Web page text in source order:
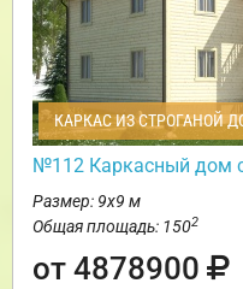
КАРКАС ИЗ СТРОГАНОЙ
№112 Каркасный дом
Размер: 9х9 м
Общая площадь: 1502
от 4878900